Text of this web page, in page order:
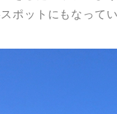
ポットにもなってい